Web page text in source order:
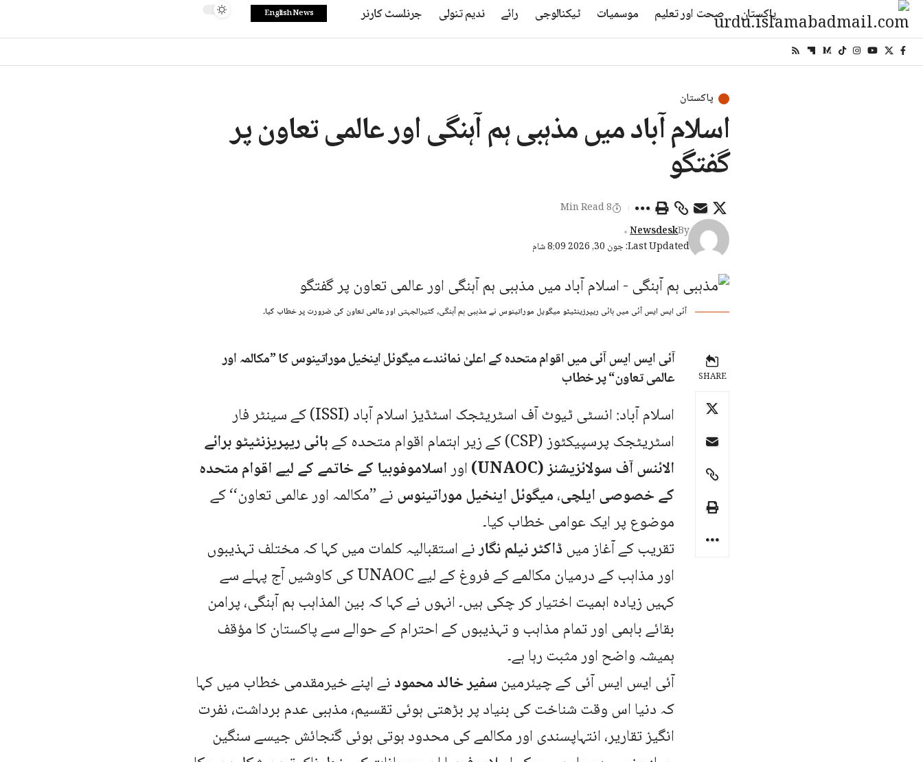
پاکستان صحت اور تعلیم موسمیات ٹیکنالوجی رائے ندیم تنولی جرنلسٹ کارنر English News
پاکستان
اسلام آباد میں مذہبی ہم آہنگی اور عالمی تعاون پر
گفتگو
Last Updated: جون 30, 2026 8:09 شام
By
Newsdesk
8 Min Read
آئی ایس ایس آئی میں ہائی ریپرزینٹیٹو میگویل موراتینوس نے مذہبی ہم آہنگی، کثیرالجہتی اور عالمی تعاون کی ضرورت پر خطاب کیا۔
SHARE
آئی ایس ایس آئی میں اقوام متحدہ کے اعلیٰ نمائندے میگوئل اینخیل موراتینوس کا ’’مکالمہ اور
عالمی تعاون‘‘ پر خطاب
اسلام آباد: انسٹی ٹیوٹ آف اسٹریٹجک اسٹڈیز اسلام آباد (ISSI) کے سینٹر فار
اسٹریٹجک پرسپیکٹوز (CSP) کے زیر اہتمام اقوام متحدہ کے
ہائی ریپریزنٹیٹو برائے
الائنس آف سولائزیشنز (UNAOC)
اوراسلاموفوبیا کے خاتمے کے لیے اقوام متحدہ
کے خصوصی ایلچی،میگوئل اینخیل موراتینوسنے ’’مکالمہ اور عالمی تعاون‘‘ کے
موضوع پر ایک عوامی خطاب کیا۔
تقریب کے آغاز میں ڈاکٹر نیلم نگارنے استقبالیہ کلمات میں کہا کہ مختلف تہذیبوں
اور مذاہب کے درمیان مکالمے کے فروغ کے لیے UNAOC کی کاوشیں آج پہلے سے
کہیں زیادہ اہمیت اختیار کر چکی ہیں۔ انہوں نے کہا کہ بین المذاہب ہم آہنگی، پرامن
بقائے باہمی اور تمام مذاہب و تہذیبوں کے احترام کے حوالے سے پاکستان کا مؤقف
ہمیشہ واضح اور مثبت رہا ہے۔
آئی ایس ایس آئی کے چیئرمین سفیر خالد محمودنے اپنے خیرمقدمی خطاب میں کہا
کہ دنیا اس وقت شناخت کی بنیاد پر بڑھتی ہوئی تقسیم، مذہبی عدم برداشت، نفرت
انگیز تقاریر، انتہاپسندی اور مکالمے کی محدود ہوتی ہوئی گنجائش جیسے سنگین